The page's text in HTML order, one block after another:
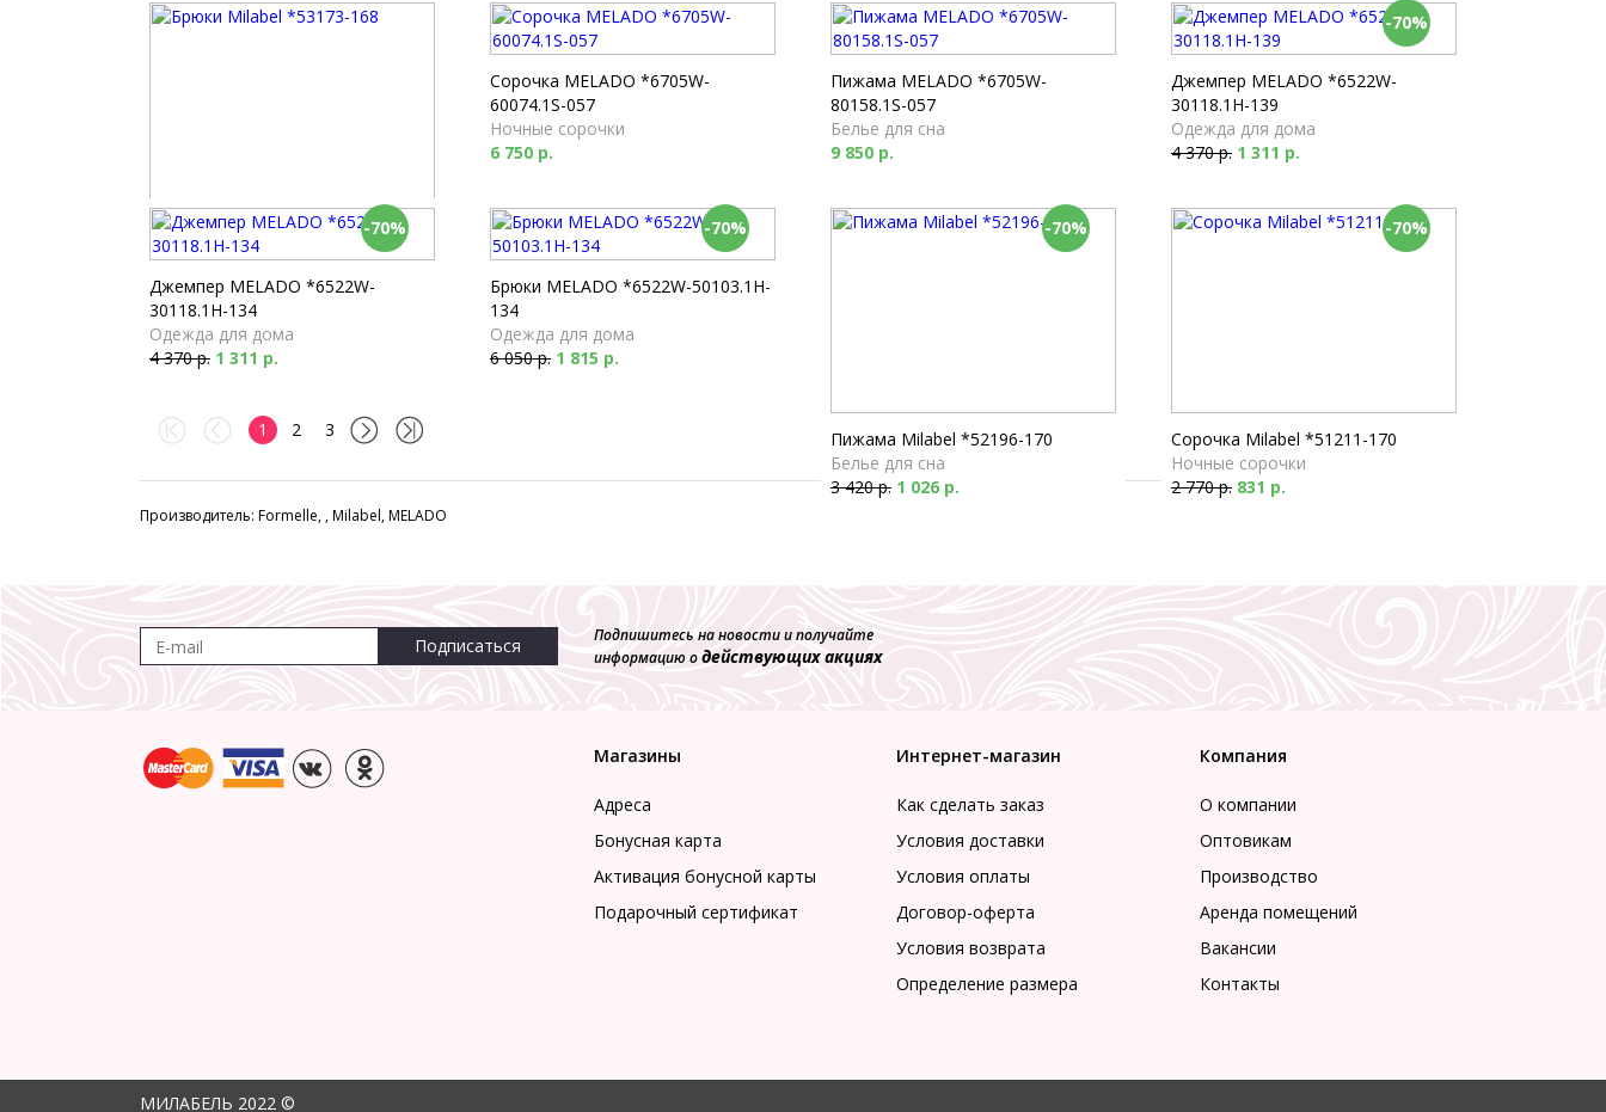
Футболка Milabel *56501-168
Футболки
1 790 р.
Шорты Milabel *52150-168
Пижамы
2 610 р.
Брюки Milabel *53173-168
Пижамы
4 040 р.
Сорочка MELADO *6705W-
60074.1S-057
Ночные сорочки
6 750 р.
Пижама MELADO *6705W-
80158.1S-057
Белье для сна
9 850 р.
-70%
Джемпер MELADO *6522W-
30118.1H-139
Одежда для дома
4 370 р. 1 311 р.
-70%
Джемпер MELADO *6522W-
30118.1H-134
Одежда для дома
4 370 р. 1 311 р.
-70%
Брюки MELADO *6522W-50103.1H-
134
Одежда для дома
6 050 р. 1 815 р.
-70%
Пижама Milabel *52196-170
Белье для сна
3 420 р. 1 026 р.
-70%
Сорочка Milabel *51211-170
Ночные сорочки
2 770 р. 831 р.
1 2 3
Производитель: Formelle, , Milabel, MELADO
Подписаться
Подпишитесь на новости и получайте
информацию одействующих акциях
Магазины
Адреса
Бонусная карта
Активация бонусной карты
Подарочный сертификат
Интернет-магазин
Как сделать заказ
Условия доставки
Условия оплаты
Договор-оферта
Условия возврата
Определение размера
Компания
О компании
Оптовикам
Производство
Аренда помещений
Вакансии
Контакты
МИЛАБЕЛЬ 2022 ©